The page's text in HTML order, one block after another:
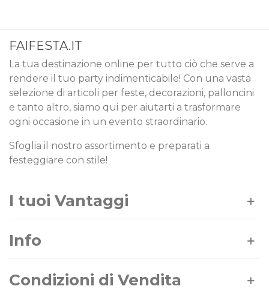
FAIFESTA.IT
La tua destinazione online per tutto ciò che serve a
rendere il tuo party indimenticabile! Con una vasta
selezione di articoli per feste, decorazioni, palloncini
e tanto altro, siamo qui per aiutarti a trasformare
ogni occasione in un evento straordinario.
Sfoglia il nostro assortimento e preparati a
festeggiare con stile!
I tuoi Vantaggi
Info
Condizioni di Vendita